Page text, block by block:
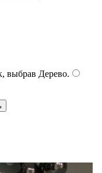
выбрав Дерево.